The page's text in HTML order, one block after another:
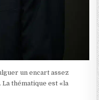
un encart assez
thématique est «la